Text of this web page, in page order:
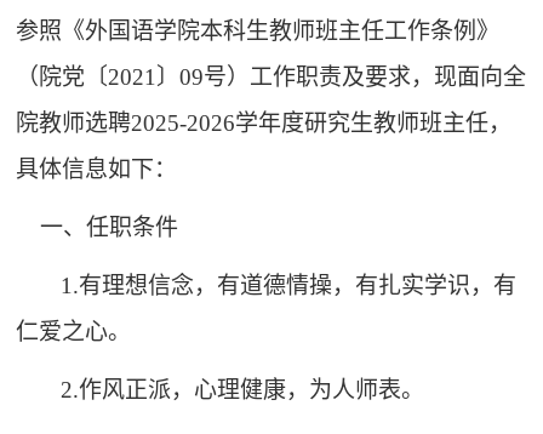
参照《外国语学院本科生教师班主任工作条例》
（院党〔2021〕09号）工作职责及要求，现面向全
院教师选聘2025-2026学年度研究生教师班主任，
具体信息如下：
一、任职条件
1.有理想信念，有道德情操，有扎实学识，有
仁爱之心。
2.作风正派，心理健康，为人师表。